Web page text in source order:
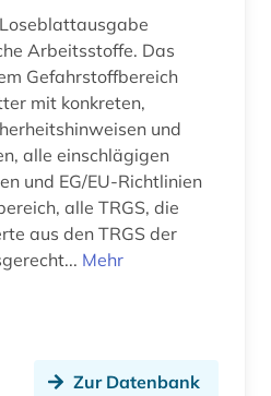
Arbeitsstoffe. Das
Gefahrstoffbereich
mit konkreten,
und
alle einschlägigen
und EG/EU-Richtlinien
alle TRGS, die
aus den TRGS der
Mehr
Zur Datenbank